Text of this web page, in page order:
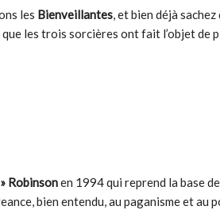
les Bienveillantes, et bien déjà sachez
les trois sorcières ont fait l’objet de
Robinsonen 1994 qui reprend la base
bien entendu, au paganisme et au